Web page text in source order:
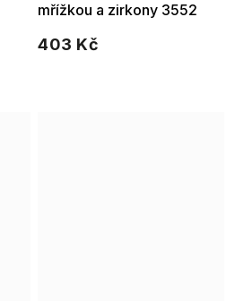
mřížkou a zirkony 3552
403 Kč